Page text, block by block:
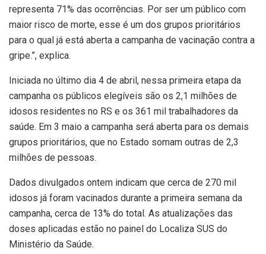
representa 71% das ocorrências. Por ser um público com
maior risco de morte, esse é um dos grupos prioritários
para o qual já está aberta a campanha de vacinação contra a
gripe.”, explica.
Iniciada no último dia 4 de abril, nessa primeira etapa da
campanha os públicos elegíveis são os 2,1 milhões de
idosos residentes no RS e os 361 mil trabalhadores da
saúde. Em 3 maio a campanha será aberta para os demais
grupos prioritários, que no Estado somam outras de 2,3
milhões de pessoas.
Dados divulgados ontem indicam que cerca de 270 mil
idosos já foram vacinados durante a primeira semana da
campanha, cerca de 13% do total. As atualizações das
doses aplicadas estão no painel do Localiza SUS do
Ministério da Saúde.